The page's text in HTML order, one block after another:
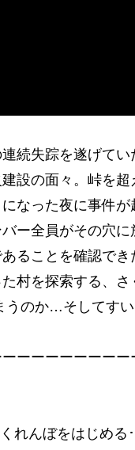
続失踪を遂げて
設の面々。峠を
なった夜に事件が
ー全員がその穴に
ることを確認でき
村を探索する、
うのか…そしてす
ーーーーーーー
れんぼをはじめ